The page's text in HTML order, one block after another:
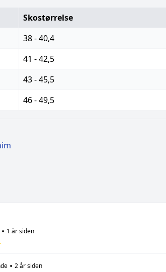
Skostørrelse
38 - 40,4
41 - 42,5
43 - 45,5
46 - 49,5
• 1 år siden
• 2 år siden